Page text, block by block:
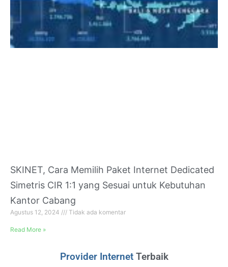
SKINET, Cara Memilih Paket Internet Dedicated
Simetris CIR 1:1 yang Sesuai untuk Kebutuhan
Kantor Cabang
Agustus 12, 2024 Tidak ada komentar
Read More »
Provider Internet Terbaik